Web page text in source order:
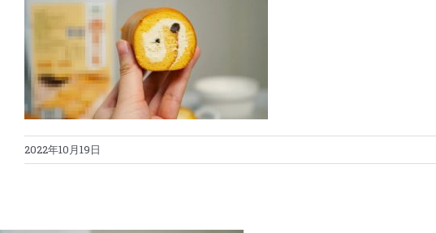
2022年10月19日